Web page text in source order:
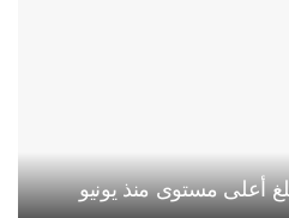
أعلى مستوى منذ يونيو